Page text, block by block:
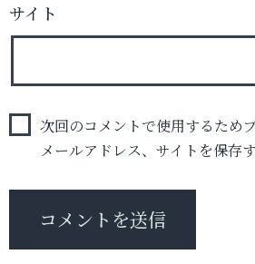
サイト
次回のコメントで使用するため
メールアドレス、サイトを保存す